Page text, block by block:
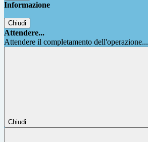
Informazione
Chiudi
Attendere...
Attendere il completamento dell'operazione...
Chiudi